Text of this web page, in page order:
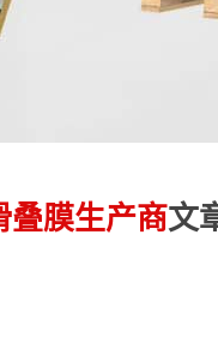
叠膜生产商文